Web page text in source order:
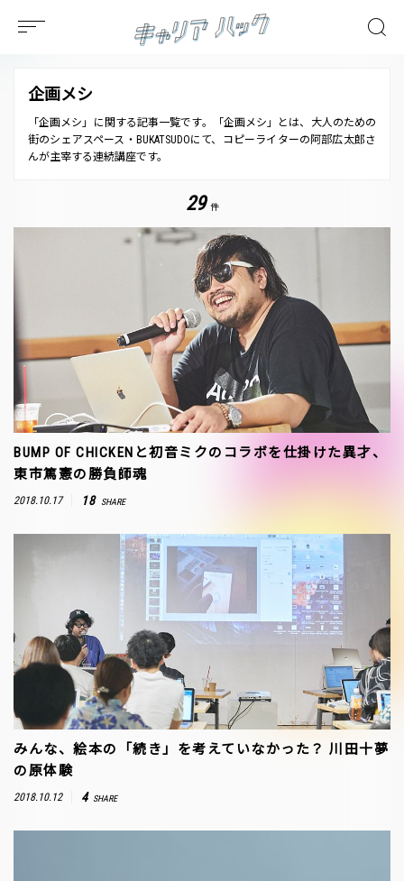
企画メシ
「企画メシ」に関する記事一覧です。「企画メシ」とは、大人のための
街のシェアスペース・BUKATSUDOにて、コピーライターの阿部広太郎さ
んが主宰する連続講座です。
29 件
BUMP OF CHICKENと初音ミクのコラボを仕掛けた異才、
東市篤憲の勝負師魂
2018.10.17 18 SHARE
みんな、絵本の「続き」を考えていなかった？ 川田十夢
の原体験
2018.10.12 4 SHARE